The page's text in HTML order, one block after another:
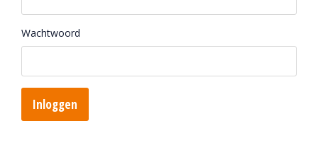
Wachtwoord
Inloggen